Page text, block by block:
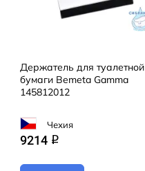
Держатель для туалетной
бумаги Bemeta Gamma
145812012
Чехия
9214 q